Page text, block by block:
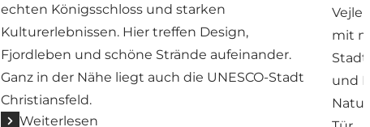
echten Königsschloss und starken
Kulturerlebnissen. Hier treffen Design,
Fjordleben und schöne Strände aufeinander.
Ganz in der Nähe liegt auch die UNESCO-Stadt
Christiansfeld.
Weiterlesen
Vejle
mit
und